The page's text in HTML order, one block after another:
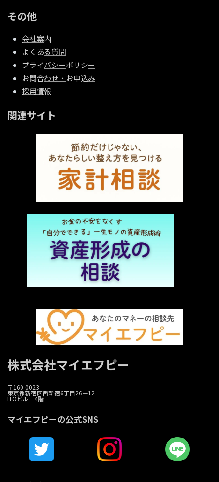
その他
会社案内
よくある質問
プライバシーポリシー
お問合わせ・お申込み
採用情報
関連サイト
株式会社マイエフピー
〒160-0023
東京都新宿区西新宿6丁目26－12
ITOビル 4階
マイエフピーの公式SNS